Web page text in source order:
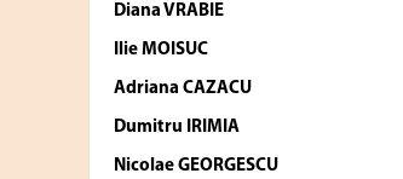
Diana VRABIE
Ilie MOISUC
Adriana CAZACU
Dumitru IRIMIA
Nicolae GEORGESCU